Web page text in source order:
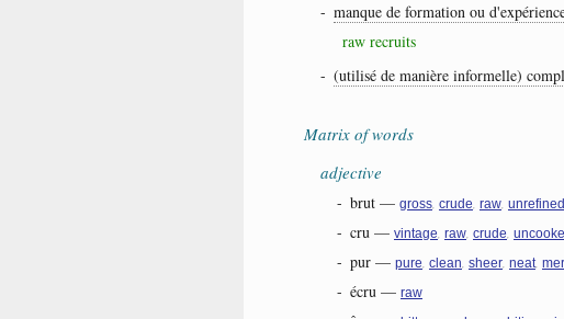
- manque de formation ou
raw recruits
- (utilisé de manière informelle)
Matrix of words
adjective
- brut — gross, crude, raw, unrefined
- cru — vintage, raw, crude,
- pur — pure, clean, sheer, neat,
- écru — raw